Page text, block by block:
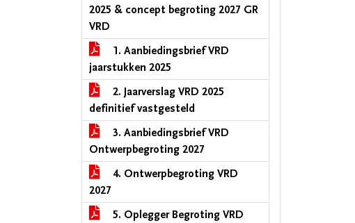
2025 & concept begroting 2027 GR
VRD
1. Aanbiedingsbrief VRD
jaarstukken 2025
2. Jaarverslag VRD 2025
definitief vastgesteld
3. Aanbiedingsbrief VRD
Ontwerpbegroting 2027
4. Ontwerpbegroting VRD
2027
5. Oplegger Begroting VRD